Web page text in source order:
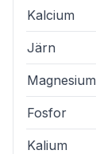
Kalcium
Järn
Magnesium
Fosfor
Kalium